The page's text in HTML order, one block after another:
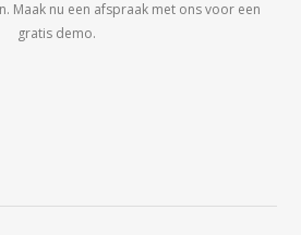
Maak nu een afspraak met ons voor een
gratis demo.